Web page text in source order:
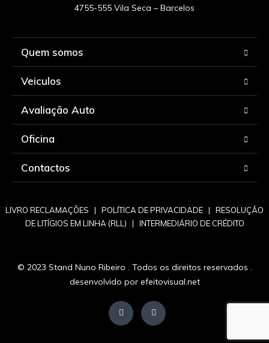
Quem somos
Veiculos
Avaliação Auto
Oficina
Contactos
LIVRO RECLAMAÇÕES | POLÍTICA DE PRIVACIDADE | RESOLUÇÃO
DE LITÍGIOS EM LINHA (RLL) | INTERMEDIÁRIO DE CRÉDITO
© 2023 Stand Nuno Ribeiro . Todos os direitos reservados .
desenvolvido por efeitovisual.net